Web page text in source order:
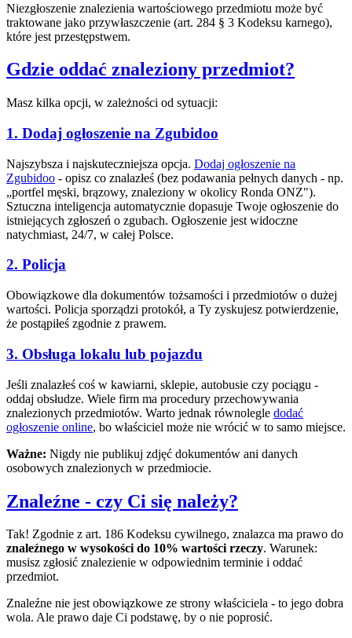
Niezgłoszenie znalezienia wartościowego przedmiotu może być
traktowane jako przywłaszczenie (art. 284 § 3 Kodeksu karnego),
które jest przestępstwem.
Gdzie oddać znaleziony przedmiot?
Masz kilka opcji, w zależności od sytuacji:
1. Dodaj ogłoszenie na Zgubidoo
Najszybsza i najskuteczniejsza opcja. Dodaj ogłoszenie na
Zgubidoo - opisz co znalazłeś (bez podawania pełnych danych - np.
„portfel męski, brązowy, znaleziony w okolicy Ronda ONZ").
Sztuczna inteligencja automatycznie dopasuje Twoje ogłoszenie do
istniejących zgłoszeń o zgubach. Ogłoszenie jest widoczne
natychmiast, 24/7, w całej Polsce.
2. Policja
Obowiązkowe dla dokumentów tożsamości i przedmiotów o dużej
wartości. Policja sporządzi protokół, a Ty zyskujesz potwierdzenie,
że postąpiłeś zgodnie z prawem.
3. Obsługa lokalu lub pojazdu
Jeśli znalazłeś coś w kawiarni, sklepie, autobusie czy pociągu -
oddaj obsłudze. Wiele firm ma procedury przechowywania
znalezionych przedmiotów. Warto jednak równolegle dodać
ogłoszenie online, bo właściciel może nie wrócić w to samo miejsce.
Ważne: Nigdy nie publikuj zdjęć dokumentów ani danych
osobowych znalezionych w przedmiocie.
Znaleźne - czy Ci się należy?
Tak! Zgodnie z art. 186 Kodeksu cywilnego, znalazca ma prawo do
znaleźnego w wysokości do 10% wartości rzeczy. Warunek:
musisz zgłosić znalezienie w odpowiednim terminie i oddać
przedmiot.
Znaleźne nie jest obowiązkowe ze strony właściciela - to jego dobra
wola. Ale prawo daje Ci podstawę, by o nie poprosić.